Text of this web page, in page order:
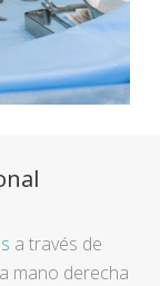
a través de
mano derecha